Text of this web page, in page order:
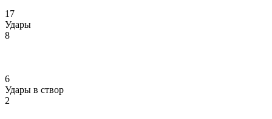
17
Удары
8
6
Удары в створ
2